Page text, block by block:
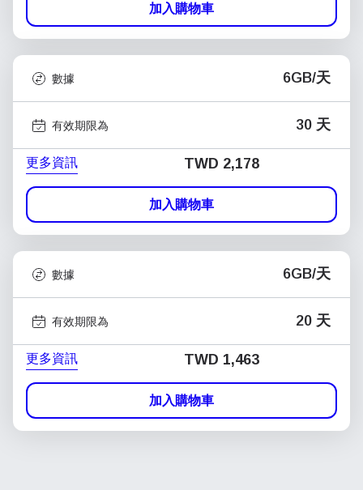
加入購物車
數據 6GB/天
有效期限為 30 天
更多資訊 TWD 2,178
加入購物車
數據 6GB/天
有效期限為 20 天
更多資訊 TWD 1,463
加入購物車